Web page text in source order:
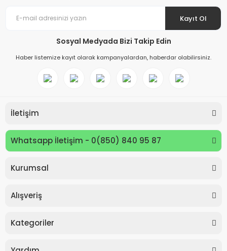
Kayıt Ol
Sosyal Medyada Bizi Takip Edin
Haber listemize kayıt olarak kampanyalardan, haberdar olabilirsiniz.
İletişim
Whatsapp İletişim - 0(850) 840 95 87
Kurumsal
Alışveriş
Kategoriler